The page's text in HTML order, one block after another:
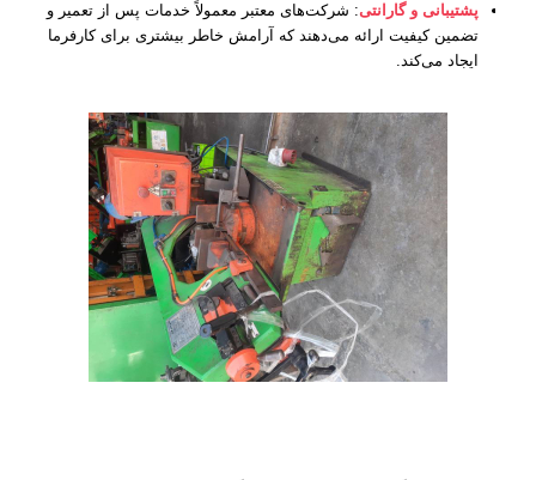
پشتیبانی و گارانتی: شرکت‌های معتبر معمولاً خدمات پس از تعمیر و
تضمین کیفیت ارائه می‌دهند که آرامش خاطر بیشتری برای کارفرما
ایجاد می‌کند.